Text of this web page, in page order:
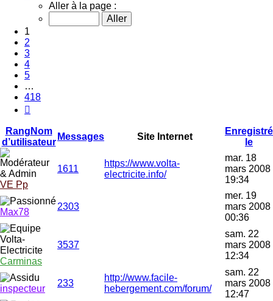
418
Aller à la page :
1
2
3
4
5
…
418
Rang Nom
d’utilisateur
Messages Site Internet
Enregistré
le
VE Pp
1611
https://www.volta-
electricite.info/
mar. 18
mars 2008
19:34
Max78
2303
mer. 19
mars 2008
00:36
Carminas
3537
sam. 22
mars 2008
12:34
inspecteur
233
http://www.facile-
hebergement.com/forum/
sam. 22
mars 2008
12:47